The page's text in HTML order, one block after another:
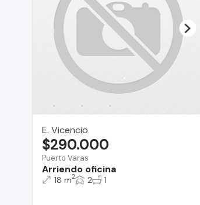
E. Vicencio
Puerto Varas
Arriendo oficina
$290.000
18 m2 2 1